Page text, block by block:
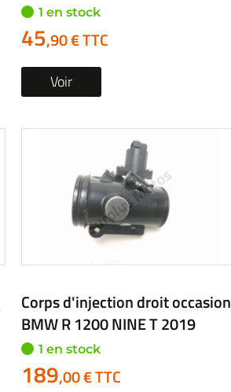
1 en stock
45,90 € TTC
Voir
Corps d'injection droit occasion
BMW R 1200 NINE T 2019
1 en stock
189,00 € TTC